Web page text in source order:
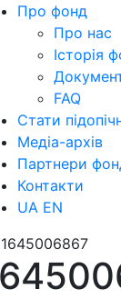
Про фонд
Про нас
Історія
FAQ
Стати
Медіа-архів
Партнери
Контакти
UA EN